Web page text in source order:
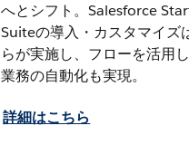
へとシフト。Salesforce
Suiteの導入・カスタマイズ
らが実施し、フローを活用
業務の自動化も実現。
詳細はこちら